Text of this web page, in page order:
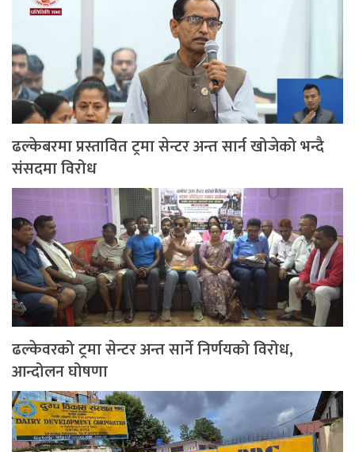
ढल्केबरमा प्रस्तावित ट्रमा सेन्टर अन्त सार्न खोजेको भन्दै
संसदमा विरोध
ढल्केवरको ट्रमा सेन्टर अन्त सार्ने निर्णयको विरोध,
आन्दोलन घोषणा